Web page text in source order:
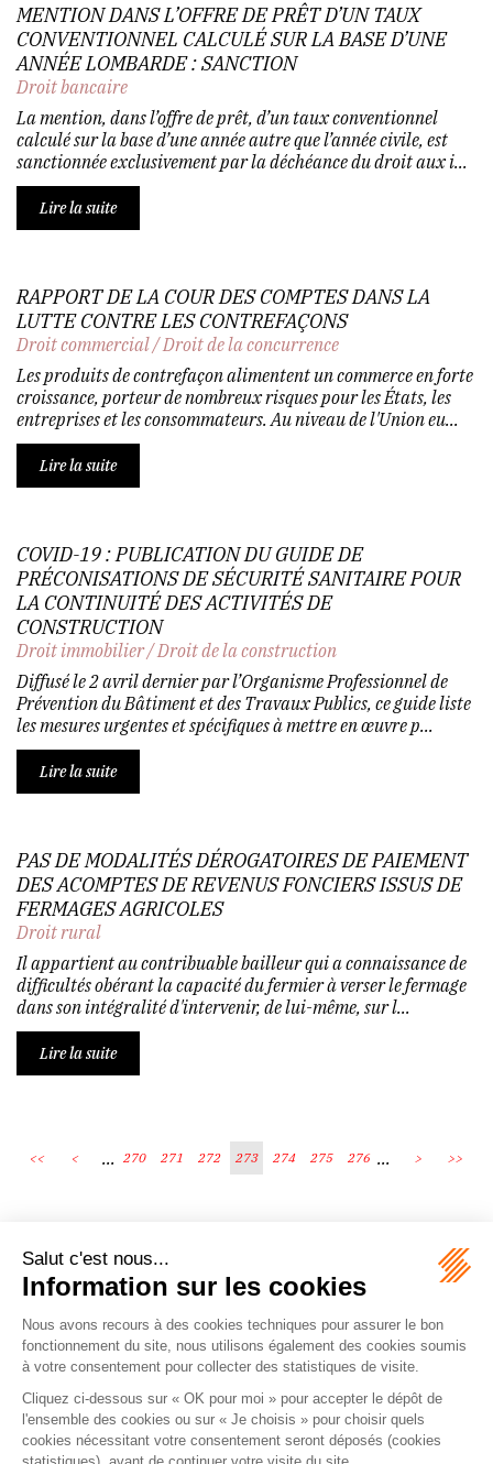
MENTION DANS L’OFFRE DE PRÊT D’UN TAUX
CONVENTIONNEL CALCULÉ SUR LA BASE D’UNE
ANNÉE LOMBARDE : SANCTION
Droit bancaire
La mention, dans l’offre de prêt, d’un taux conventionnel
calculé sur la base d’une année autre que l’année civile, est
sanctionnée exclusivement par la déchéance du droit aux i...
Lire la suite
RAPPORT DE LA COUR DES COMPTES DANS LA
LUTTE CONTRE LES CONTREFAÇONS
Droit commercial/Droit de la concurrence
Les produits de contrefaçon alimentent un commerce en forte
croissance, porteur de nombreux risques pour les États, les
entreprises et les consommateurs. Au niveau de l'Union eu...
Lire la suite
COVID-19 : PUBLICATION DU GUIDE DE
PRÉCONISATIONS DE SÉCURITÉ SANITAIRE POUR
LA CONTINUITÉ DES ACTIVITÉS DE
CONSTRUCTION
Droit immobilier/Droit de la construction
Diffusé le 2 avril dernier par l’Organisme Professionnel de
Prévention du Bâtiment et des Travaux Publics, ce guide liste
les mesures urgentes et spécifiques à mettre en œuvre p...
Lire la suite
PAS DE MODALITÉS DÉROGATOIRES DE PAIEMENT
DES ACOMPTES DE REVENUS FONCIERS ISSUS DE
FERMAGES AGRICOLES
Droit rural
Il appartient au contribuable bailleur qui a connaissance de
difficultés obérant la capacité du fermier à verser le fermage
dans son intégralité d'intervenir, de lui-même, sur l...
Lire la suite
<< < ... 270 271 272 273 274 275 276 ... > >>
Écosystème
Carrières
Honoraires
Contacts
Mentions légales